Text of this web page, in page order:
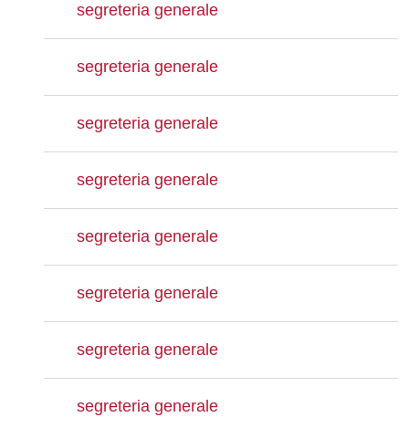
segreteria generale
segreteria generale
segreteria generale
segreteria generale
segreteria generale
segreteria generale
segreteria generale
segreteria generale